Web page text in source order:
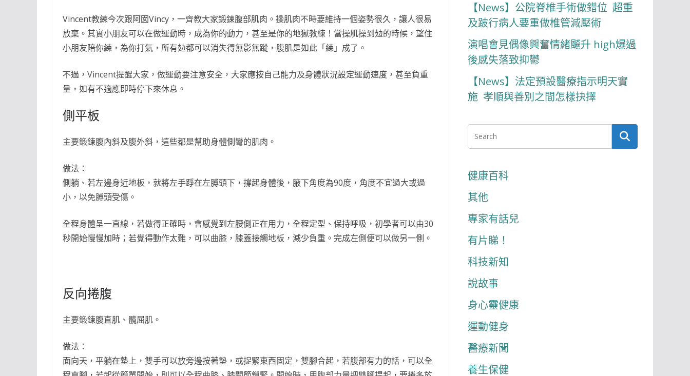
Vincent教練今次跟阿囡Vincy，一齊教大家鍛鍊腹部肌肉。操肌肉不時要維持一個姿勢很久，讓人很易
放棄。其實小朋友可以在做運動時，成為你的動力，甚至是你的地獄教練！當操肌操到攰的時候，望住
小朋友陪你練，為你打氣，所有攰都可以消失得無影無蹤，腹肌是如此「練」成了。
不過，Vincent提醒大家，做運動要注意安全，大家應按自己能力及身體狀況設定運動速度，甚至負重
量，如有不適應即時停下來休息。
側平板
主要鍛鍊腹內斜及腹外斜，這些都是幫助身體側彎的肌肉。
做法：
側躺、若左邊身近地板，就將左手踭在左膊頭下，撐起身體後，腋下角度為90度，角度不宜過大或過
小，以免膊頭受傷。
全程身體呈一直線，若做得正確時，會感覺到左腰側正在用力，全程定型、保持呼吸，初學者可以由30
秒開始慢慢加時；若覺得動作太難，可以曲膝，膝蓋接觸地板，減少負重。完成左側便可以做另一側。
反向捲腹
主要鍛鍊腹直肌、髖屈肌。
做法：
面向天，平躺在墊上，雙手可以放旁邊按著墊，或捉緊東西固定，雙腳合起，若腹部有力的話，可以全
【News】公院脊椎手術做錯位 超重
及跛行病人要重做椎管減壓術
演唱會見偶像興奮情緒飇升 high爆過
後感失落致抑鬱
【News】法定預設醫療指示明天實
施 孝順與善別之間怎樣抉擇
健康百科
其他
專家有話兒
有片睇！
科技新知
說故事
身心靈健康
運動健身
醫療新聞
養生保健